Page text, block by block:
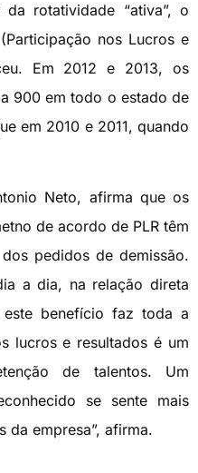
rotatividade “ativa”, o
nos Lucros e
Em 2012 e 2013, os
900 em todo o estado de
em 2010 e 2011, quando
Neto, afirma que os
de acordo de PLR têm
pedidos de demissão.
a dia, na relação direta
benefício faz toda a
lucros e resultados é um
de talentos. Um
se sente mais
da empresa”, afirma.